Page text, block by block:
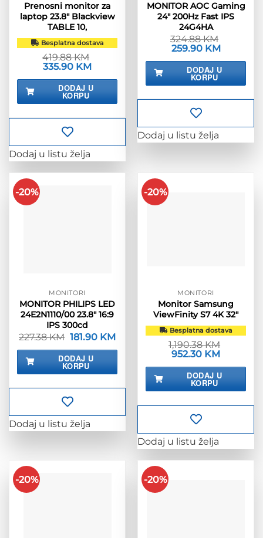
Prenosni monitor za
laptop 23.8″ Blackview
TABLE 10,
Besplatna dostava
419.88KM
Izvorna
bila
419.88 KM.
335.90 KM
je:
335.90 KM.
DODAJ U
KORPU
Dodaj u listu želja
MONITOR AOC Gaming
24″ 200Hz Fast IPS
24G4HA
324.88KM
Izvorna
bila
324.88 KM.
259.90 KMTrenutna
je:
259.90
DODAJ U
KORPU
Dodaj u listu želja
-20%
MONITORI
MONITOR PHILIPS LED
24E2N1110/00 23.8″ 16:9
IPS 300cd
227.38KM Izvorna
bila
je:
227.38 KM.
181.90 KMTrenutna
je:
DODAJ U
KORPU
Dodaj u listu želja
-20%
MONITORI
Monitor Samsung
ViewFinity S7 4K 32″
Besplatna dostava
1,190.38KM
Izvorna
bila
1,190.38 KM.
952.30 KM
je:
952.30
DODAJ U
KORPU
Dodaj u listu želja
-20% -20%